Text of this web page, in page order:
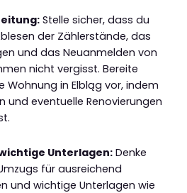
Stelle sicher, dass du
der Zählerstände, das
und das Neuanmelden von
nicht vergisst. Bereite
Wohnung in Elbląg vor, indem
und eventuelle Renovierungen
Unterlagen: Denke
für ausreichend
und wichtige Unterlagen wie